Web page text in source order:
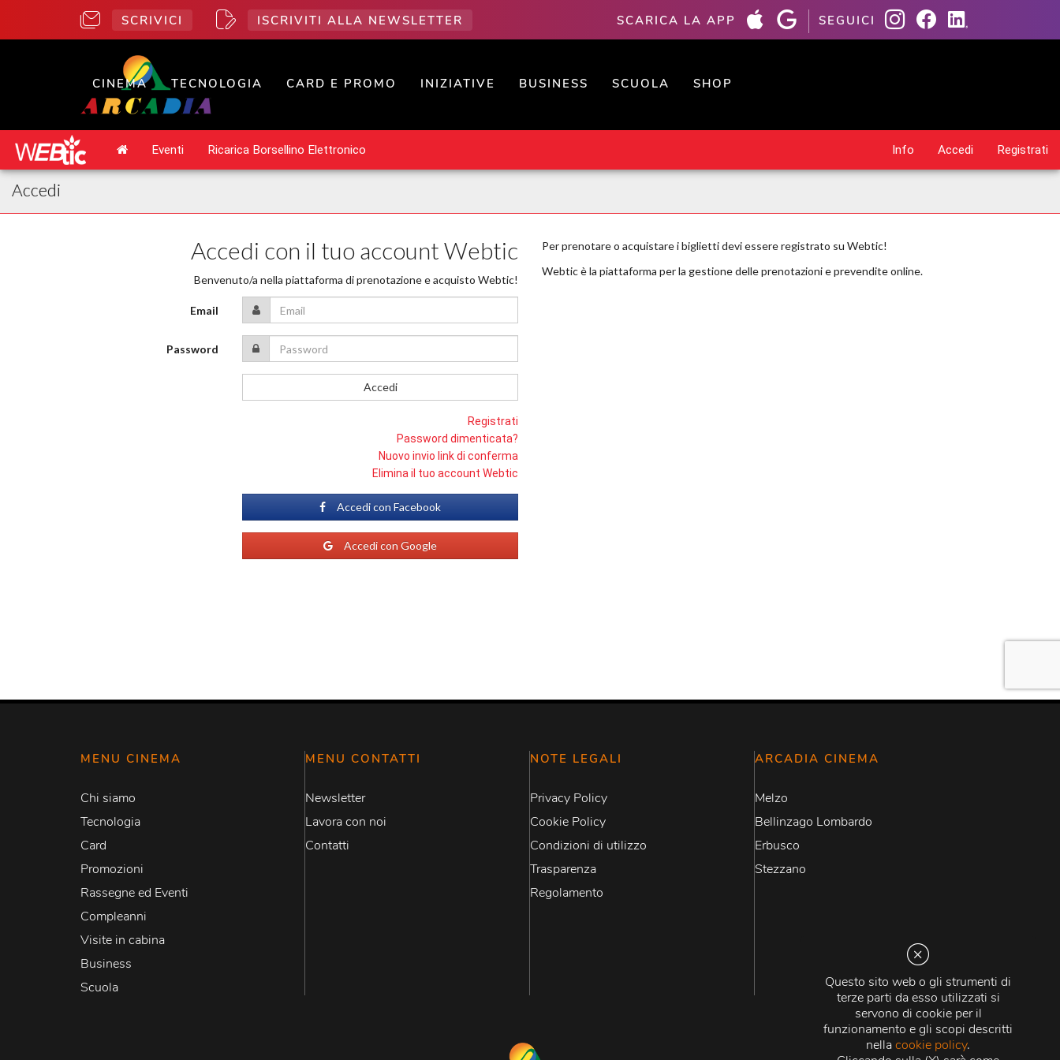
Questo sito web o gli strumenti di
terze parti da esso utilizzati si
servono di cookie per il
funzionamento e gli scopi descritti
nellacookie policy.
SCRIVICI ISCRIVITI ALLA NEWSLETTER SCARICA LA APP SEGUICI
CINEMA TECNOLOGIA CARD E PROMO INIZIATIVE BUSINESS SCUOLA SHOP
MENU CINEMA
Chi siamo
Tecnologia
Card
Promozioni
Rassegne ed Eventi
Compleanni
Visite in cabina
Business
Scuola
MENU CONTATTI
Newsletter
Lavora con noi
Contatti
NOTE LEGALI
Privacy Policy
Cookie Policy
Condizioni di utilizzo
Trasparenza
Regolamento
ARCADIA CINEMA
Melzo
Bellinzago Lombardo
Erbusco
Stezzano